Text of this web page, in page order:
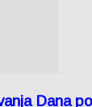
Dana